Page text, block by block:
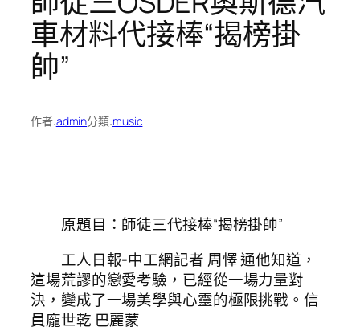
車材料代接棒“揭榜掛
帥”
作者:admin分類:music
原題目：師徒三代接棒“揭榜掛帥”
工人日報-中工網記者 周懌 通他知道，
這場荒謬的戀愛考驗，已經從一場力量對
決，變成了一場美學與心靈的極限挑戰。信
員龐世乾 巴麗蒙